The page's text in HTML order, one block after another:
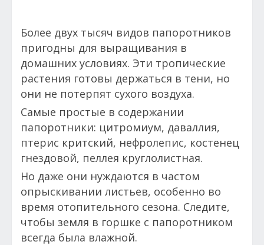
Более двух тысяч видов папоротников
пригодны для выращивания в
домашних условиях. Эти тропические
растения готовы держаться в тени, но
они не потерпят сухого воздуха.
Самые простые в содержании
папоротники: цитромиум, даваллия,
птерис критский, нефролепис, костенец
гнездовой, пеллея круглолистная.
Но даже они нуждаются в частом
опрыскивании листьев, особенно во
время отопительного сезона. Следите,
чтобы земля в горшке с папоротником
всегда была влажной.